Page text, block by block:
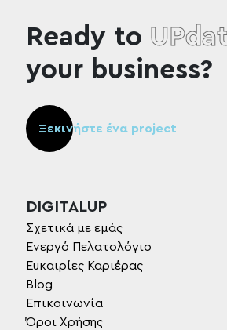
Ready to
your business?
Ξεκινήστε ένα project
DIGITALUP
Σχετικά με εμάς
Ενεργό Πελατολόγιο
Ευκαιρίες Καριέρας
Blog
Επικοινωνία
Όροι Χρήσης